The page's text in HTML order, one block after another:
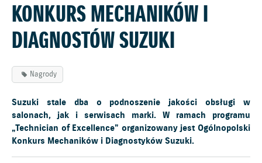
KONKURS MECHANIKÓW I
DIAGNOSTÓW SUZUKI
Nagrody
Suzuki stale dba o podnoszenie jakości obsługi w
salonach, jak i serwisach marki. W ramach programu
„Technician of Excellence” organizowany jest Ogólnopolski
Konkurs Mechaników i Diagnostyków Suzuki.